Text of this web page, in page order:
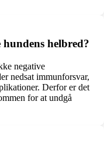
helbred?
negative
nedsat immunforsvar,
Derfor er det
for at undgå